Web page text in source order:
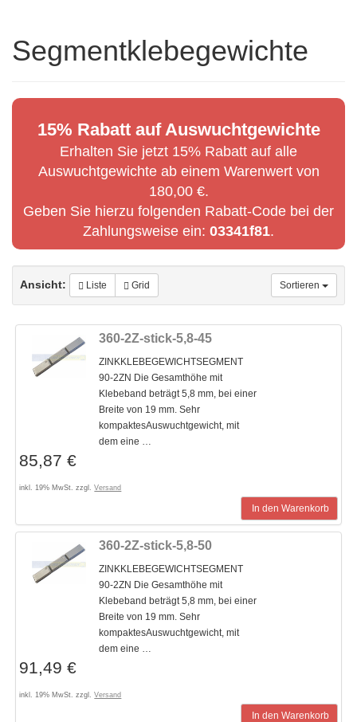
Segmentklebegewichte
15% Rabatt auf Auswuchtgewichte
Erhalten Sie jetzt 15% Rabatt auf alle
Auswuchtgewichte ab einem Warenwert von
180,00 €.
Geben Sie hierzu folgenden Rabatt-Code bei der
Zahlungsweise ein: 03341f81.
Ansicht: Liste Grid Sortieren
360-2Z-stick-5,8-45
ZINKKLEBEGEWICHTSEGMENT
90-2ZN Die Gesamthöhe mit
Klebeband beträgt 5,8 mm, bei einer
Breite von 19 mm. Sehr
kompaktesAuswuchtgewicht, mit
dem eine …
85,87 €
inkl. 19% MwSt. zzgl.Versand
In den Warenkorb
360-2Z-stick-5,8-50
ZINKKLEBEGEWICHTSEGMENT
90-2ZN Die Gesamthöhe mit
Klebeband beträgt 5,8 mm, bei einer
Breite von 19 mm. Sehr
kompaktesAuswuchtgewicht, mit
dem eine …
91,49 €
inkl. 19% MwSt. zzgl.Versand
In den Warenkorb